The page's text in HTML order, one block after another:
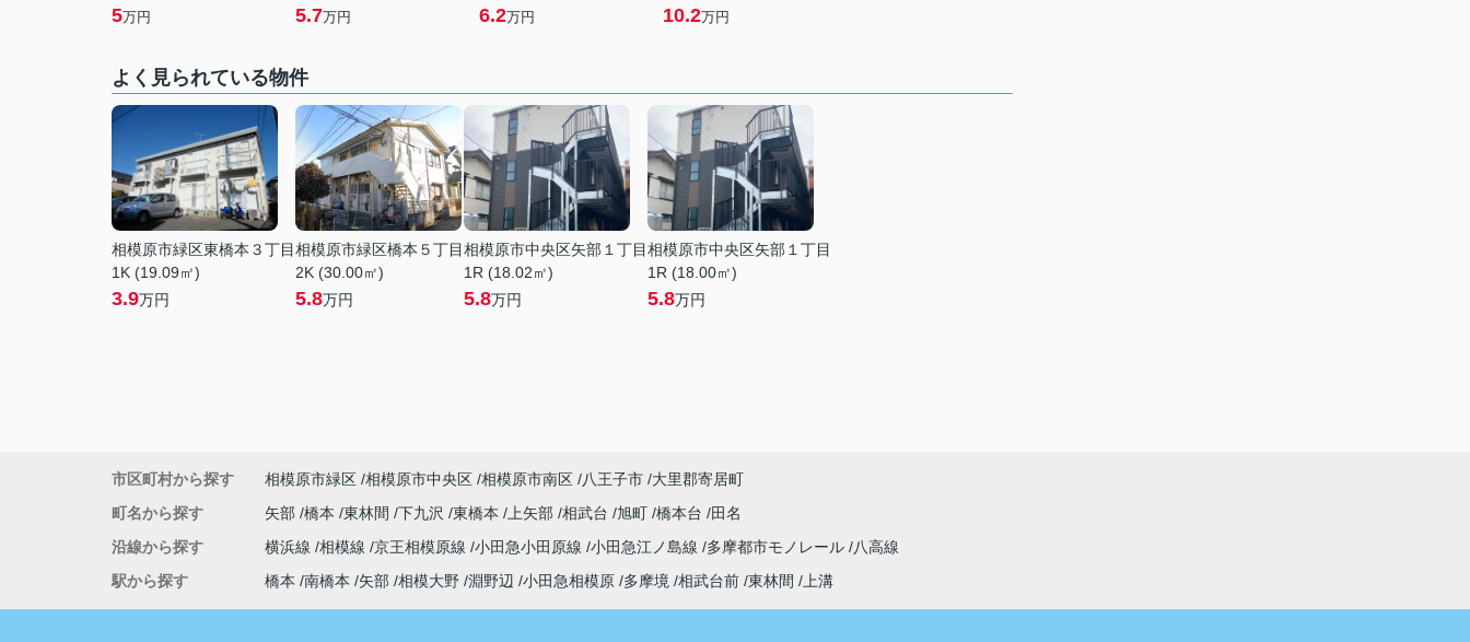
5万円 5.7万円 6.2万円 10.2万円
よく見られている物件
相模原市緑区東橋本３丁目
1K (19.09㎡)
3.9万円
相模原市緑区橋本５丁目
2K (30.00㎡)
5.8万円
相模原市中央区矢部１丁目
1R (18.02㎡)
5.8万円
相模原市中央区矢部１丁目
1R (18.00㎡)
5.8万円
市区町村から探す 相模原市緑区 相模原市中央区 相模原市南区 八王子市 大里郡寄居町
町名から探す
矢部 橋本 東林間 下九沢 東橋本 上矢部 相武台 旭町 橋本台
田名
沿線から探す
横浜線 相模線 京王相模原線 小田急小田原線 小田急江ノ島線 多摩都市モノレール
八高線
駅から探す
橋本 南橋本 矢部 相模大野 淵野辺 小田急相模原 多摩境 相武台前 東林間 上溝